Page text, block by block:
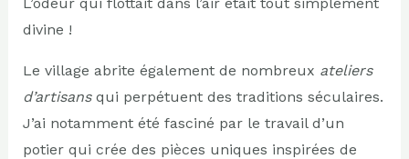
divine !
Le village abrite également de nombreux ateliers
d’artisansqui perpétuent des traditions séculaires.
J’ai notamment été fasciné par le travail d’un
potier qui crée des pièces uniques inspirées de